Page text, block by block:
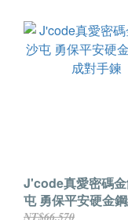
J'code真愛密碼
屯 勇保平安硬金